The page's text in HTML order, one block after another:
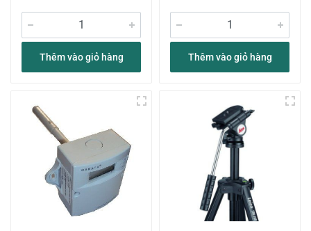
Thêm vào giỏ hàng Thêm vào giỏ hàng